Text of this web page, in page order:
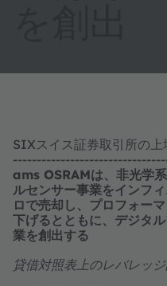
SIXスイス証券取引所の
ams OSRAMは、非光学
ルセンサー事業をインフ
ロで売却し、プロフォー
下げるとともに、デジタ
業を創出する
貸借対照表上のレバレッジ